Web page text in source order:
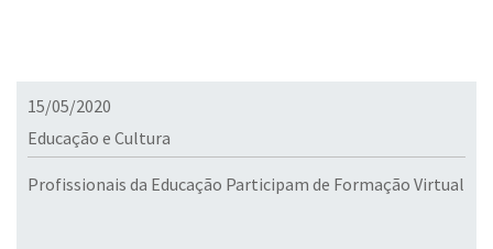
15/05/2020
Educação e Cultura
Profissionais da Educação Participam de Formação Virtual